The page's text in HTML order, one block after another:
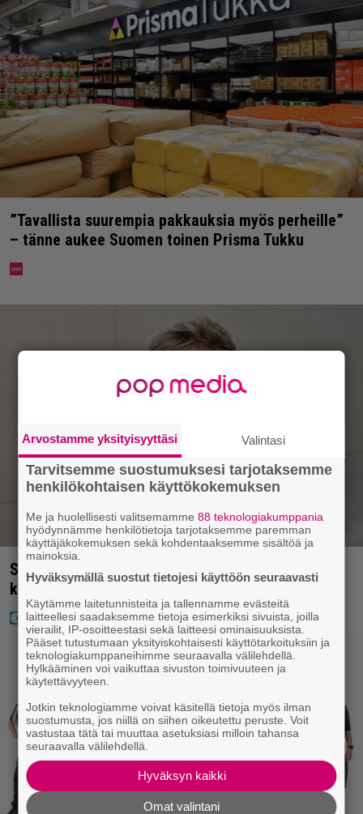
”Tavallista suurempia pakkauksia myös perheille”
– tänne aukee Suomen toinen Prisma Tukku
Seiska: Joel Harkimo ja Kastanja Rauhala – Joel
kertoo nyt kaiken
Arvostamme yksityisyyttäsi Valintasi
Tarvitsemme suostumuksesi tarjotaksemme
henkilökohtaisen käyttökokemuksen
Me ja huolellisesti valitsemamme88 teknologiakumppania
hyödynnämme henkilötietoja tarjotaksemme paremman
käyttäjäkokemuksen sekä kohdentaaksemme sisältöä ja
mainoksia.
Hyväksymällä suostut tietojesi käyttöön seuraavasti
Käytämme laitetunnisteita ja tallennamme evästeitä
laitteellesi saadaksemme tietoja esimerkiksi sivuista, joilla
vierailit, IP-osoitteestasi sekä laitteesi ominaisuuksista.
Pääset tutustumaan yksityiskohtaisesti käyttötarkoituksiin ja
teknologiakumppaneihimme seuraavalla välilehdellä.
Hylkääminen voi vaikuttaa sivuston toimivuuteen ja
käytettävyyteen.
Jotkin teknologiamme voivat käsitellä tietoja myös ilman
suostumusta, jos niillä on siihen oikeutettu peruste. Voit
vastustaa tätä tai muuttaa asetuksiasi milloin tahansa
seuraavalla välilehdellä.
Hyväksyn kaikki
Omat valintani